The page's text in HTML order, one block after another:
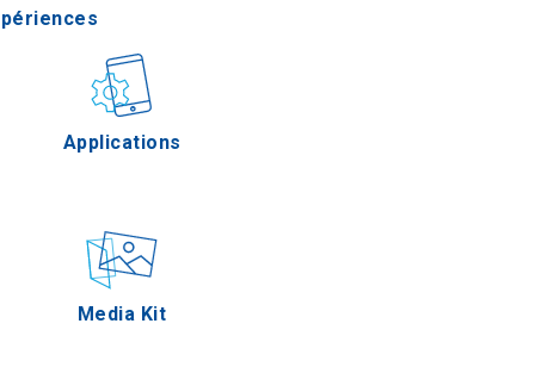
Applications
Media Kit